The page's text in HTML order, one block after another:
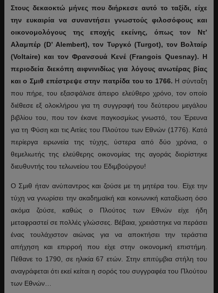
Στους δεκαοκτώ μήνες που διήρκεσε αυτό το ταξίδι, είχε
την ευκαιρία να συναντήσει γνωστούς φιλοσόφους και
οικονομολόγους της εποχής εκείνης, όπως τον Ντ’
Αλαμπέρ (D’ Alembert), τον Τυργκό (Turgot), τον Βολταίρ
(Voltaire) και τον Φρανσουά Κενέ (Frangois Quesnay). Η
περιοδεία διεκόπη αιφνινιδίως για λόγους ανωτέρας βίας
και ο Σμιθ επέστρεψε στην πατρίδα του το 1766. Η σύνταξη
που πήρε, του εξασφάλισε άπειρο ελεύθερο χρόνο, τον οποίο
διέθεσε εξ ολοκλήρου για τη συγγραφή του δεύτερου μεγάλου
βιβλίου του, που τον έκανε παγκοσμίως γνωστό, του Έρευνα
για τη Φύση και τις Αιτίες του Πλούτου των Εθνών (1776). Κατά
περίεργα ειρωνεία της τύχης, ύστερα από δύο χρόνια, ο
θεμελιωτής της ελεύθερης οικονομίας της αγοράς διορίστηκε
διευθυντής του τελωνείου του Εδιμβούργου!
Ο Σμιθ ήταν ανύπαντρος και ζούσε με τη μητέρα του. Είχε την
τύχη να γνωρίσει την ακαδημαϊκή και κοινωνική καταξίωση όσο
ακόμα ζούσε, καθώς ο Πλούτος των Εθνών είχε ήδη
μεταφραστεί σε πολλές γλώσσες. Βέβαια, χρειάστηκε να περάσει
ένας τουλάχιστον αιώνας για να αποκτήσει την τεράστια
απήχηση και επιρροή που είχε στην οικονομική επιστήμη.
Πέθανε το 1790, σε ηλικία 67 ετών. Στην επιτύμβια στήλη του
αναγράφεται ότι εκεί κείται η σορός του συγγραφέα του Πλούτου
των Εθνών…